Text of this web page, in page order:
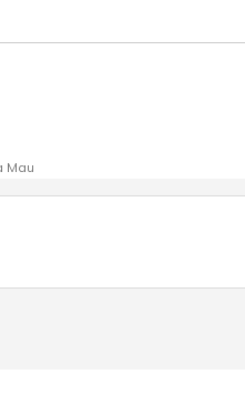
Mau